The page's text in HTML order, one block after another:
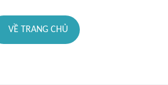
VỀ TRANG CHỦ